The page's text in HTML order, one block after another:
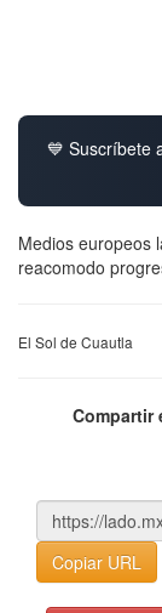
💙 Suscríbete
Medios europeos
reacomodo
El Sol de Cuautla
Compartir
Copiar URL